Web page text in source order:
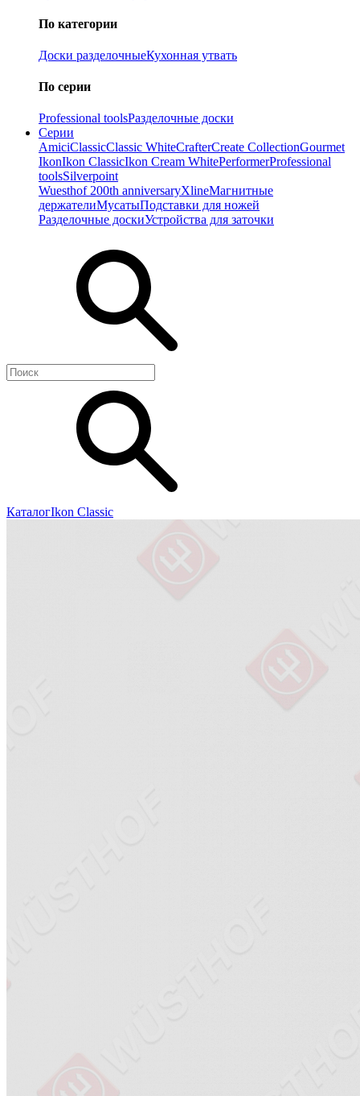
По категории
Доски разделочныеКухонная утвать
По серии
Professional toolsРазделочные доски
Серии
AmiciClassicClassic WhiteCrafterCreate CollectionGourmet
IkonIkon ClassiсIkon Cream WhitePerformerProfessional
toolsSilverpoint
Wuesthof 200th anniversaryXlineМагнитные
держателиМусатыПодставки для ножей
Разделочные доскиУстройства для заточки
КаталогIkon Classiс